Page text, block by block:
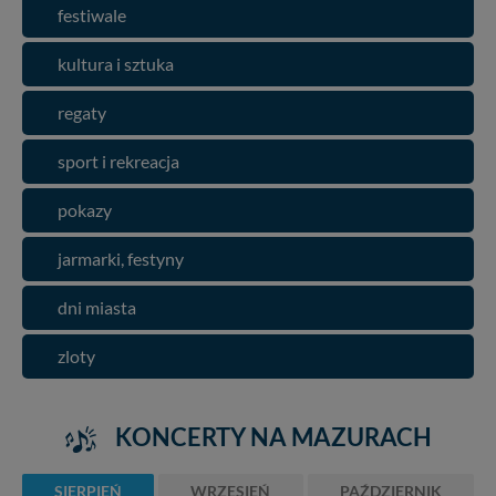
festiwale
kultura i sztuka
regaty
sport i rekreacja
pokazy
jarmarki, festyny
dni miasta
zloty
KONCERTY NA MAZURACH
SIERPIEŃ WRZESIEŃ PAŹDZIERNIK